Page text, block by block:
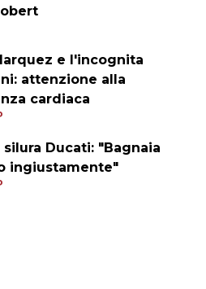
e l'incognita
attenzione alla
cardiaca
silura Ducati: "Bagnaia
ingiustamente"